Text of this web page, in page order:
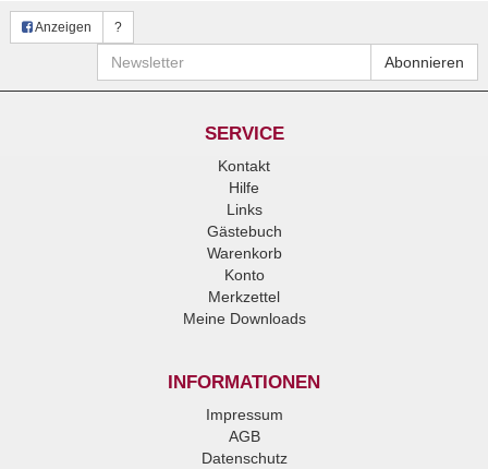
Anzeigen ?
Newsletter Abonnieren
SERVICE
Kontakt
Hilfe
Links
Gästebuch
Warenkorb
Konto
Merkzettel
Meine Downloads
INFORMATIONEN
Impressum
AGB
Datenschutz